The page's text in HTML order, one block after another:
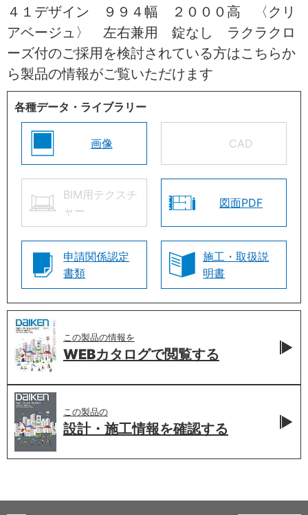
４１デザイン ９９４幅 ２０００高 〈クリ
アベージュ〉 左右兼用 錠なし ラクラクロ
ーズ付のご採用を検討されている方はこちらか
ら製品の情報がご覧いただけます
各種データ・ライブラリー
画像 CAD
BIM用テクスチ
ャー
図面PDF
申請関係認定
書類
施工・取扱説
明書
この製品の情報を
WEBカタログで閲覧する
この製品の
設計・施工情報を確認する